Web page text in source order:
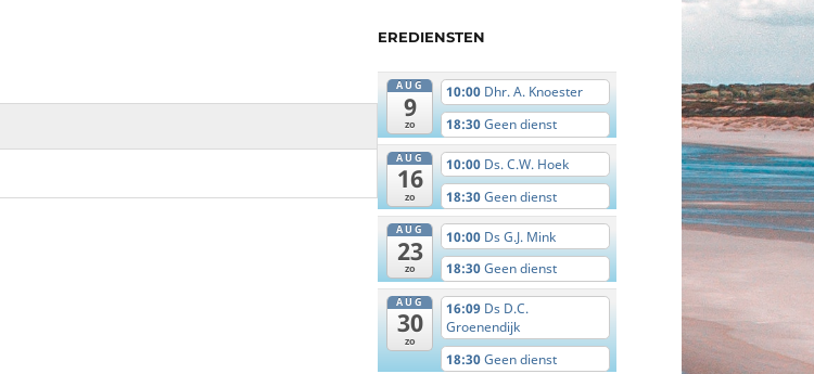
EREDIENSTEN
AUG
9
zo
10:00 Dhr. A. Knoester
18:30Geen dienst
AUG
16
zo
10:00 Ds. C.W. Hoek
18:30Geen dienst
AUG
23
zo
10:00 Ds G.J. Mink
18:30Geen dienst
AUG
30
zo
16:09 Ds D.C.
Groenendijk
18:30Geen dienst